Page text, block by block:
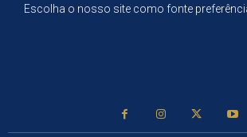
Escolha o nosso site como fonte